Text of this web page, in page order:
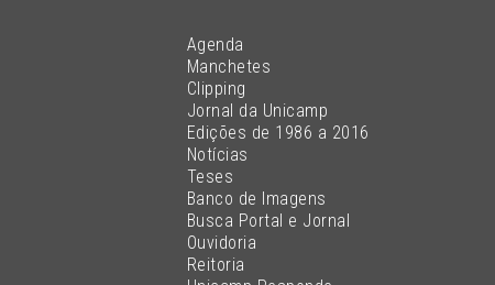
Agenda
Manchetes
Clipping
Jornal da Unicamp
Edições de 1986 a 2016
Notícias
Teses
Banco de Imagens
Busca Portal e Jornal
Ouvidoria
Reitoria